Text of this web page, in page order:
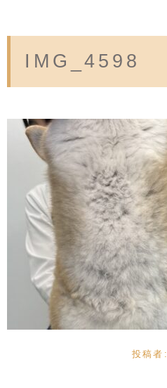
IMG_4598
投稿者: